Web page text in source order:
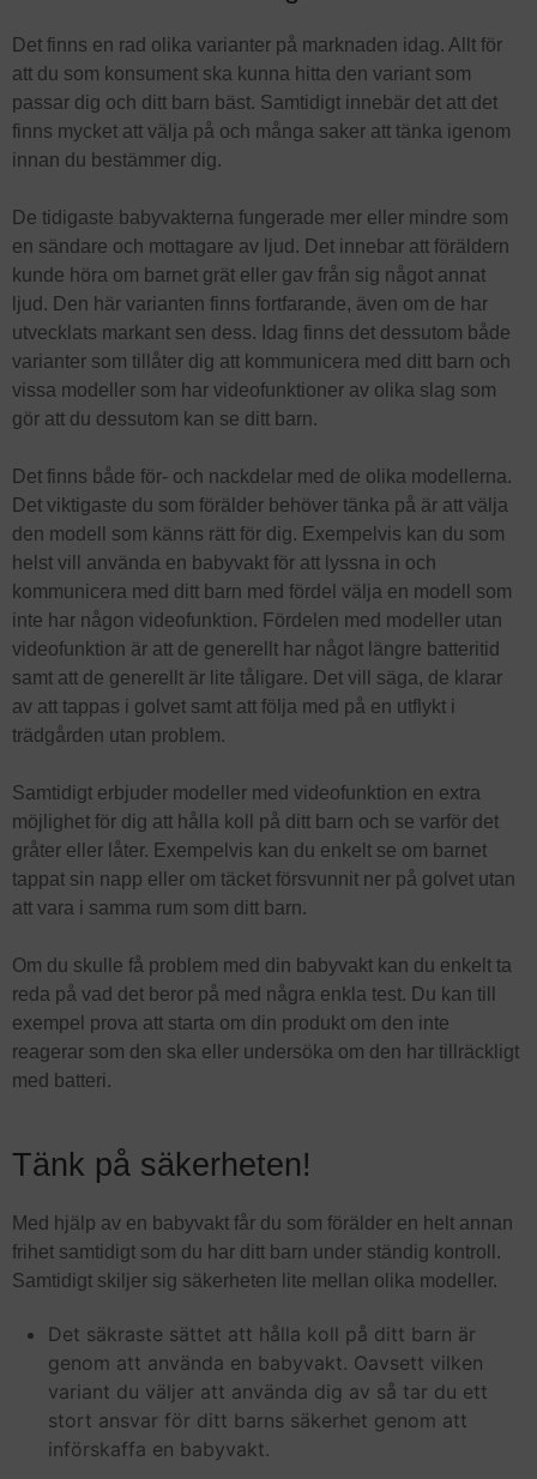
Det finns en rad olika varianter på marknaden idag. Allt för
att du som konsument ska kunna hitta den variant som
passar dig och ditt barn bäst. Samtidigt innebär det att det
finns mycket att välja på och många saker att tänka igenom
innan du bestämmer dig.
De tidigaste babyvakterna fungerade mer eller mindre som
en sändare och mottagare av ljud. Det innebar att föräldern
kunde höra om barnet grät eller gav från sig något annat
ljud. Den här varianten finns fortfarande, även om de har
utvecklats markant sen dess. Idag finns det dessutom både
varianter som tillåter dig att kommunicera med ditt barn och
vissa modeller som har videofunktioner av olika slag som
gör att du dessutom kan se ditt barn.
Det finns både för- och nackdelar med de olika modellerna.
Det viktigaste du som förälder behöver tänka på är att välja
den modell som känns rätt för dig. Exempelvis kan du som
helst vill använda en babyvakt för att lyssna in och
kommunicera med ditt barn med fördel välja en modell som
inte har någon videofunktion. Fördelen med modeller utan
videofunktion är att de generellt har något längre batteritid
samt att de generellt är lite tåligare. Det vill säga, de klarar
av att tappas i golvet samt att följa med på en utflykt i
trädgården utan problem.
Samtidigt erbjuder modeller med videofunktion en extra
möjlighet för dig att hålla koll på ditt barn och se varför det
gråter eller låter. Exempelvis kan du enkelt se om barnet
tappat sin napp eller om täcket försvunnit ner på golvet utan
att vara i samma rum som ditt barn.
Om du skulle få problem med din babyvakt kan du enkelt ta
reda på vad det beror på med några enkla test. Du kan till
exempel prova att starta om din produkt om den inte
reagerar som den ska eller undersöka om den har tillräckligt
med batteri.
Tänk på säkerheten!
Med hjälp av en babyvakt får du som förälder en helt annan
frihet samtidigt som du har ditt barn under ständig kontroll.
Samtidigt skiljer sig säkerheten lite mellan olika modeller.
Det säkraste sättet att hålla koll på ditt barn är
genom att använda en babyvakt. Oavsett vilken
variant du väljer att använda dig av så tar du ett
stort ansvar för ditt barns säkerhet genom att
införskaffa en babyvakt.